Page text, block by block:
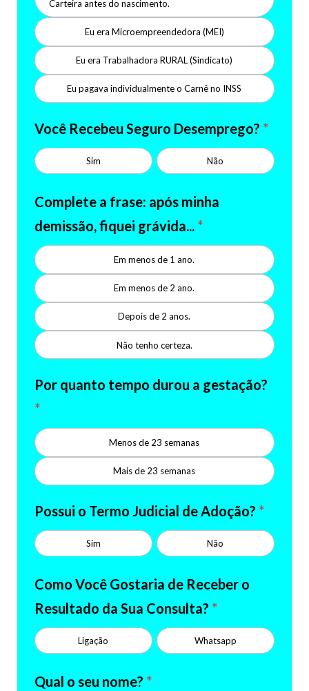
Carteira antes do nascimento.
Eu era Microempreendedora (MEI)
Eu era Trabalhadora RURAL (Sindicato)
Eu pagava individualmente o Carnê no INSS
Você Recebeu Seguro Desemprego? *
Sim Não
Complete a frase: após minha
demissão, fiquei grávida... *
Em menos de 1 ano.
Em menos de 2 ano.
Depois de 2 anos.
Não tenho certeza.
Por quanto tempo durou a gestação?
*
Menos de 23 semanas
Mais de 23 semanas
Possui o Termo Judicial de Adoção? *
Sim Não
Como Você Gostaria de Receber o
Resultado da Sua Consulta? *
Ligação Whatsapp
Qual o seu nome? *